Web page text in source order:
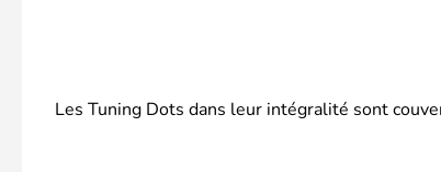
Les Tuning Dots dans leur intégralité sont